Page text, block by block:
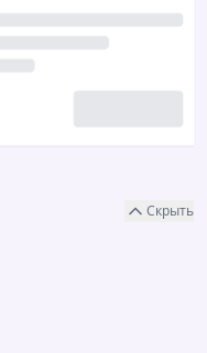
Скрыть